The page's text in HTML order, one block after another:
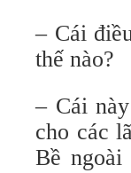
– Cái
thế nào?
– Cái
cho các
Bề